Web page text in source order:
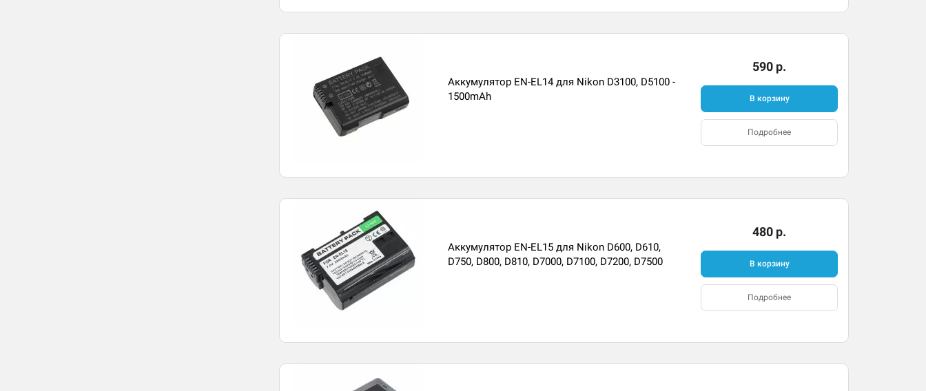
Аккумулятор EN-EL14 для Nikon D3100, D5100 -
1500mAh
590 р.
В корзину
Подробнее
Аккумулятор EN-EL15 для Nikon D600, D610,
D750, D800, D810, D7000, D7100, D7200, D7500
480 р.
В корзину
Подробнее